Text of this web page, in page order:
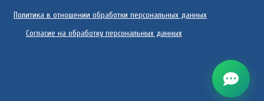
Политика в отношении обработки персональных данных
Согласие на обработку персональных данных